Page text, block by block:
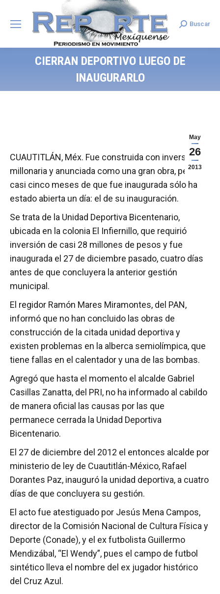
Search:
Buscar
CIERRAN DEPORTIVO LUEGO DE
INAUGURARLO
May
26
2013
CUAUTITLÁN, Méx. Fue construida con inversión
millonaria y anunciada como una gran obra, pero a
casi cinco meses de que fue inaugurada sólo ha
estado abierta un día: el de su inauguración.
Se trata de la Unidad Deportiva Bicentenario,
ubicada en la colonia El Infiernillo, que requirió
inversión de casi 28 millones de pesos y fue
inaugurada el 27 de diciembre pasado, cuatro días
antes de que concluyera la anterior gestión
municipal.
El regidor Ramón Mares Miramontes, del PAN,
informó que no han concluido las obras de
construcción de la citada unidad deportiva y
existen problemas en la alberca semiolímpica, que
tiene fallas en el calentador y una de las bombas.
Agregó que hasta el momento el alcalde Gabriel
Casillas Zanatta, del PRI, no ha informado al cabildo
de manera oficial las causas por las que
permanece cerrada la Unidad Deportiva
Bicentenario.
El 27 de diciembre del 2012 el entonces alcalde por
ministerio de ley de Cuautitlán-México, Rafael
Dorantes Paz, inauguró la unidad deportiva, a cuatro
días de que concluyera su gestión.
El acto fue atestiguado por Jesús Mena Campos,
director de la Comisión Nacional de Cultura Física y
Deporte (Conade), y el ex futbolista Guillermo
Mendizábal, “El Wendy”, pues el campo de futbol
sintético lleva el nombre del ex jugador histórico
del Cruz Azul.